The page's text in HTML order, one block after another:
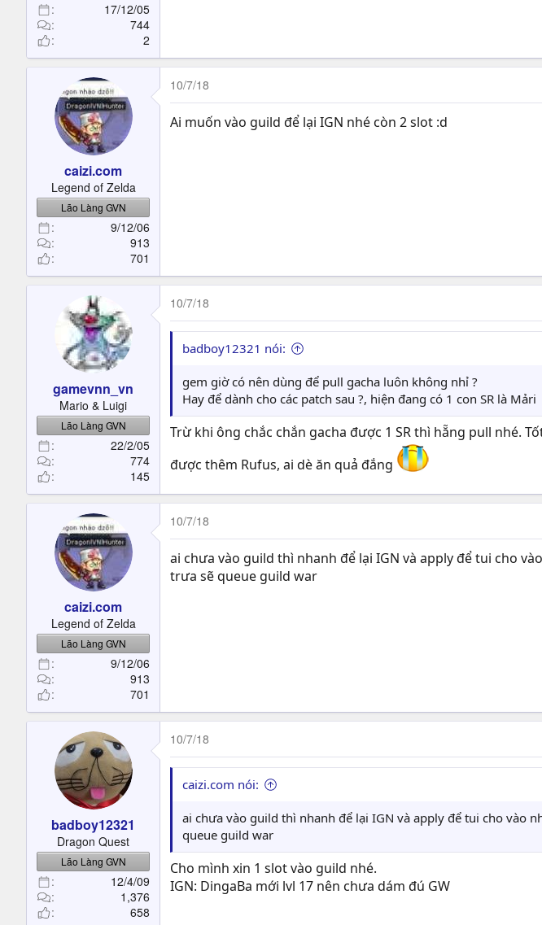
17/12/05
744
2
caizi.com
Legend of Zelda
Lão Làng GVN
9/12/06
913
701
10/7/18
Ai muốn vào guild để lại IGN nhé còn 2 slot :d
gamevnn_vn
Mario & Luigi
Lão Làng GVN
22/2/05
774
145
10/7/18
badboy12321 nói:
gem giờ có nên dùng để pull gacha luôn không nhỉ ?
Hay để dành cho các patch sau ?, hiện đang có 1 con SR là Mảri
Trừ khi ông chắc chắn gacha được 1 SR thì hẵng pull nhé.
được thêm Rufus, ai dè ăn quả đắng
caizi.com
Legend of Zelda
Lão Làng GVN
9/12/06
913
701
10/7/18
ai chưa vào guild thì nhanh để lại IGN và apply để tui cho
trưa sẽ queue guild war
badboy12321
Dragon Quest
Lão Làng GVN
12/4/09
1,376
658
10/7/18
caizi.com nói:
ai chưa vào guild thì nhanh để lại IGN và apply để tui cho vào
queue guild war
Cho mình xin 1 slot vào guild nhé.
IGN: DingaBa mới lvl 17 nên chưa dám đú GW